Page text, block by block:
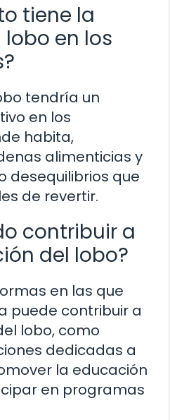
tiene la
en los
tendría un
en los
habita,
alimenticias y
desequilibrios que
de revertir.
contribuir a
del lobo?
en las que
puede contribuir a
lobo, como
dedicadas a
la educación
en programas